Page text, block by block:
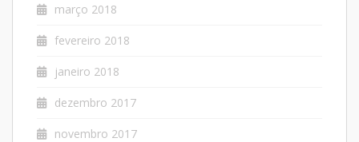
março 2018
fevereiro 2018
janeiro 2018
dezembro 2017
novembro 2017